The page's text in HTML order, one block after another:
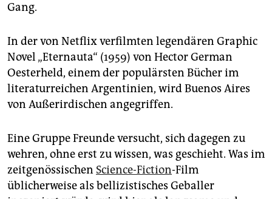
Gang.
In der von Netflix verfilmten legendären Graphic
Novel „Eternauta“ (1959) von Hector German
Oesterheld, einem der populärsten Bücher im
literaturreichen Argentinien, wird Buenos Aires
von Außerirdischen angegriffen.
Eine Gruppe Freunde versucht, sich dagegen zu
wehren, ohne erst zu wissen, was geschieht. Was im
zeitgenössischen Science-Fiction-Film
üblicherweise als bellizistisches Geballer